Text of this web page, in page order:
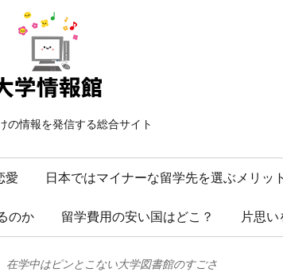
の情報を発信する総合サイト
愛 日本ではマイナーな留学先を選ぶメリッ
のか 留学費用の安い国はどこ？ 片思
在学中はピンとこない大学図書館のすごさ